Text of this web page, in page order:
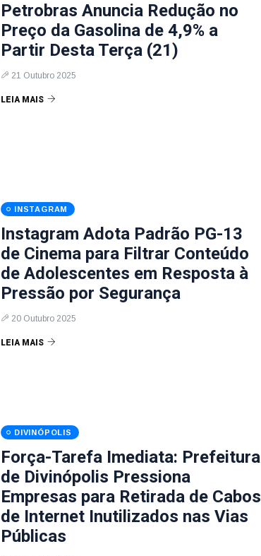
Petrobras Anuncia Redução no
Preço da Gasolina de 4,9% a
Partir Desta Terça (21)
21 Outubro 2025
LEIA MAIS
INSTAGRAM
Instagram Adota Padrão PG-13
de Cinema para Filtrar Conteúdo
de Adolescentes em Resposta à
Pressão por Segurança
20 Outubro 2025
LEIA MAIS
DIVINÓPOLIS
Força-Tarefa Imediata: Prefeitura
de Divinópolis Pressiona
Empresas para Retirada de Cabos
de Internet Inutilizados nas Vias
Públicas